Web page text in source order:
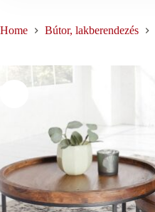
Home Bútor, lakberendezés